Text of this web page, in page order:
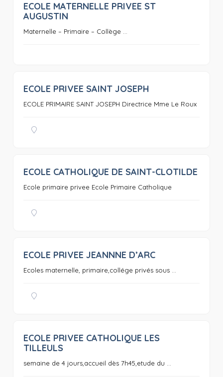
ECOLE MATERNELLE PRIVEE ST
AUGUSTIN
Maternelle – Primaire – Collège ...
ECOLE PRIVEE SAINT JOSEPH
ECOLE PRIMAIRE SAINT JOSEPH Directrice Mme Le Roux
0
ECOLE CATHOLIQUE DE SAINT-CLOTILDE
Ecole primaire privee Ecole Primaire Catholique
ECOLE PRIVEE JEANNNE D’ARC
Ecoles maternelle, primaire,collége privés sous ...
ECOLE PRIVEE CATHOLIQUE LES
TILLEULS
semaine de 4 jours,accueil dès 7h45,etude du ...